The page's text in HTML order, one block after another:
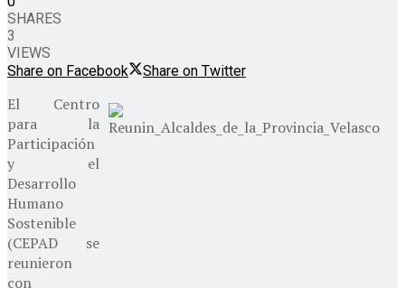
SHARES
3
VIEWS
Share on Facebook
Share on Twitter
El Centro
para la
Participación
y el
Desarrollo
Humano
Sostenible
(CEPAD se
reunieron
con